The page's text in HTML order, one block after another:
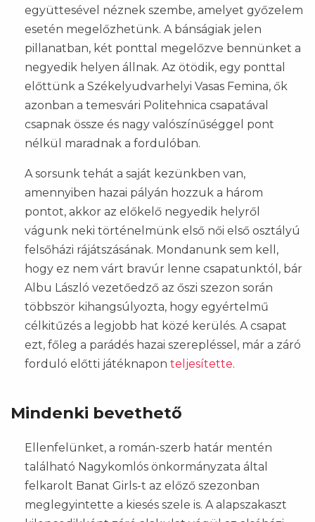
együttesével néznek szembe, amelyet győzelem
esetén megelőzhetünk. A bánságiak jelen
pillanatban, két ponttal megelőzve bennünket a
negyedik helyen állnak. Az ötödik, egy ponttal
előttünk a Székelyudvarhelyi Vasas Femina, ők
azonban a temesvári Politehnica csapatával
csapnak össze és nagy valószínűséggel pont
nélkül maradnak a fordulóban.
A sorsunk tehát a saját kezünkben van,
amennyiben hazai pályán hozzuk a három
pontot, akkor az előkelő negyedik helyről
vágunk neki történelmünk első női első osztályú
felsőházi rájátszásának. Mondanunk sem kell,
hogy ez nem várt bravúr lenne csapatunktól, bár
Albu László vezetőedző az őszi szezon során
többször kihangsúlyozta, hogy egyértelmű
célkitűzés a legjobb hat közé kerülés. A csapat
ezt, főleg a parádés hazai szerepléssel, már a záró
forduló előtti játéknapon teljesítette.
Mindenki bevethető
Ellenfelünket, a román-szerb határ mentén
található Nagykomlós önkormányzata által
felkarolt Banat Girls-t az előző szezonban
meglegyintette a kiesés szele is. A alapszakaszt